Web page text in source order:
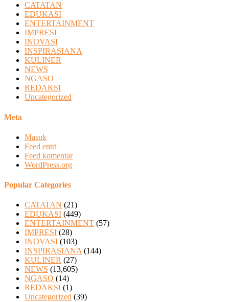
CATATAN
EDUKASI
ENTERTAINMENT
IMPRESI
INOVASI
INSPIRASIANA
KULINER
NEWS
NGASO
REDAKSI
Uncategorized
Meta
Masuk
Feed entri
Feed komentar
WordPress.org
Popular Categories
CATATAN (21)
EDUKASI (449)
ENTERTAINMENT (57)
IMPRESI (28)
INOVASI (103)
INSPIRASIANA (144)
KULINER (27)
NEWS (13,605)
NGASO (14)
REDAKSI (1)
Uncategorized (39)